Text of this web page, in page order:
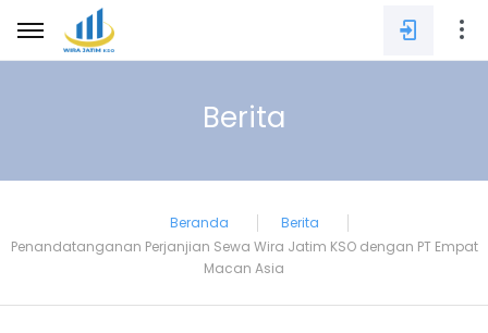
Password
Berita
Beranda
Berita
Penandatanganan Perjanjian Sewa Wira Jatim KSO dengan PT Empat
Macan Asia